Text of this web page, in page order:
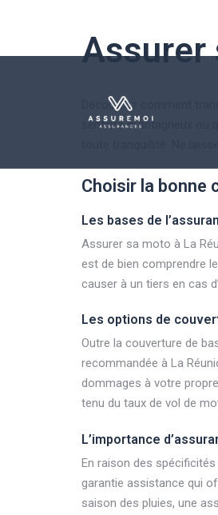
Assurer
Découvrez comment
sentiers montagneux ou
Choisir la bonne
Les bases de
Assurer sa moto à La
est de bien comprendre
causer à un tiers en cas
Les options de
Outre la couverture de
recommandée à La
dommages à votre
tenu du taux de vol de
L’importance
En raison des
garantie assistance qui
saison des pluies, une